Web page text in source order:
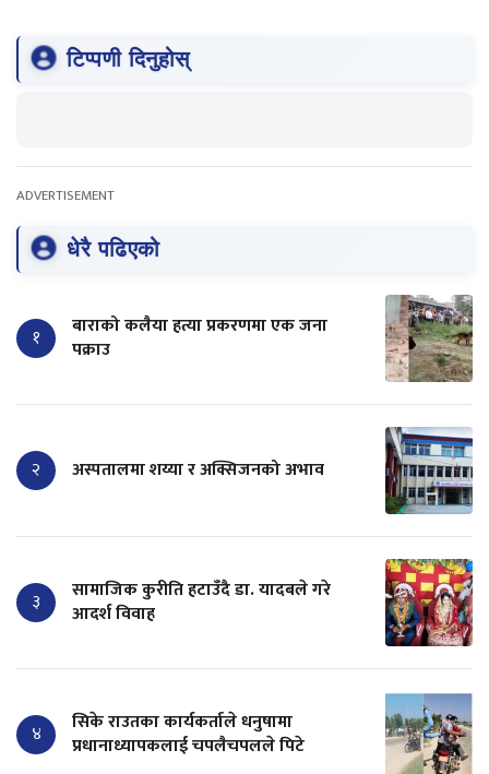
टिप्पणी दिनुहोस्
ADVERTISEMENT
धेरै पढिएको
१
बाराको कलैया हत्या प्रकरणमा एक जना
पक्राउ
२ अस्पतालमा शय्या र अक्सिजनको अभाव
३
सामाजिक कुरीति हटाउँदै डा. यादबले गरे
आदर्श विवाह
४
सिके राउतका कार्यकर्ताले धनुषामा
प्रधानाध्यापकलाई चपलैचपलले पिटे